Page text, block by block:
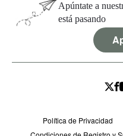
Apúntate a
está pasando
Política de Privacidad